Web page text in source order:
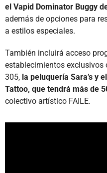
el Vapid Dominator Buggy
además de opciones para
a estilos especiales.
También incluirá acceso
establecimientos exclusivos
305, la peluquería Sara’s y
Tattoo, que tendrá más de
colectivo artístico FAILE.